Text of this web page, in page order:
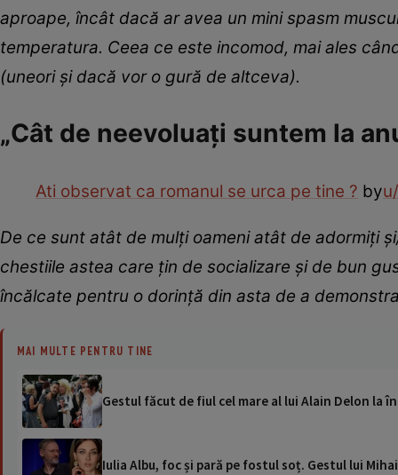
aproape, încât dacă ar avea un mini spasm
temperatura. Ceea ce este incomod, mai ales
(uneori și dacă vor o gură de altceva).
„Cât de neevoluați suntem la
Ati observat ca romanul se urca pe tine ? by
De ce sunt atât de mulți oameni atât de adormiți
chestiile astea care țin de socializare și de bun
încălcate pentru o dorință din asta de a
MAI MULTE PENTRU TINE
Gestul făcut de fiul cel mare al lui Alain Delon la
Iulia Albu, foc și pară pe fostul soț. Gestul lui